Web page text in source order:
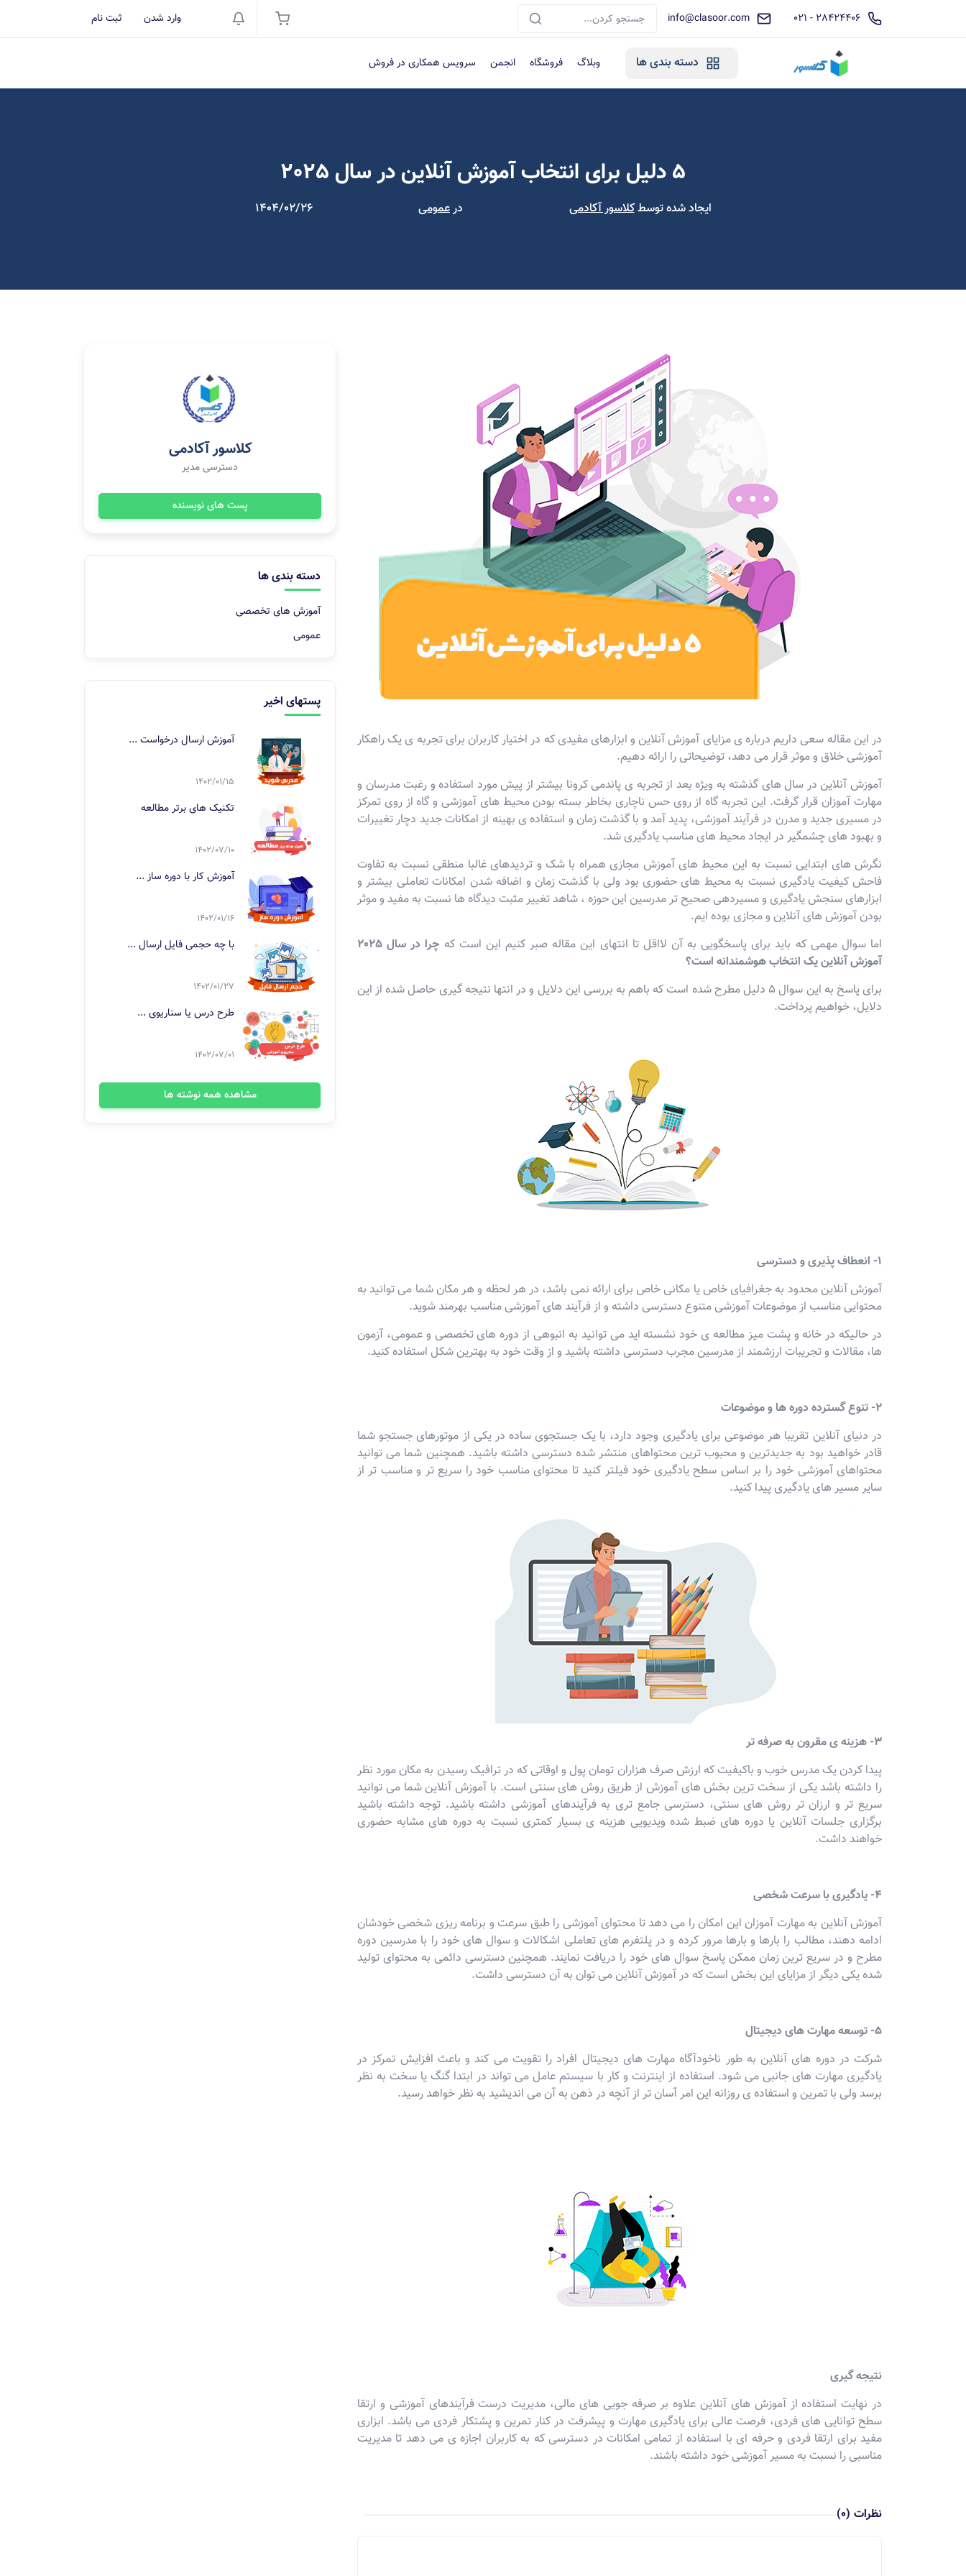
28424406 - 021
info@clasoor.com وارد شدن ثبت نام
دسته بندی ها وبلاگ فروشگاه انجمن سرویس همکاری در فروش
5 دلیل برای انتخاب آموزش آنلاین در سال 2025
ایجاد شده توسطکلاسور آکادمی درعمومی 1404/02/26
در این مقاله سعی داریم درباره ی مزایای آموزش آنلاین و ابزارهای مفیدی که در اختیار کاربران برای تجربه ی یک راهکار
آموزشی خلاق و موثر قرار می دهد، توضیحاتی را ارائه دهیم.
آموزش آنلاین در سال های گذشته به ویژه بعد از تجربه ی پاندمی کرونا بیشتر از پیش مورد استفاده و رغبت مدرسان و
مهارت آموزان قرار گرفت. این تجربه گاه از روی حس ناچاری بخاطر بسته بودن محیط های آموزشی و گاه از روی تمرکز
در مسیری جدید و مدرن در فرآیند آموزشی، پدید آمد و با گذشت زمان و استفاده ی بهینه از امکانات جدید دچار تغییرات
و بهبود های چشمگیر در ایجاد محیط های مناسب یادگیری شد.
نگرش های ابتدایی نسبت به این محیط های آموزش مجازی همراه با شک و تردیدهای غالبا منطقی نسبت به تفاوت
فاحش کیفیت یادگیری نسبت به محیط های حضوری بود ولی با گذشت زمان و اضافه شدن امکانات تعاملی بیشتر و
ابزارهای سنجش یادگیری و مسیردهی صحیح تر مدرسین این حوزه ، شاهد تغییر مثبت دیدگاه ها نسبت به مفید و موثر
بودن آموزش های آنلاین و مجازی بوده ایم.
اما سوال مهمی که باید برای پاسخگویی به آن لااقل تا انتهای این مقاله صبر کنیم این است که
چرا در سال 2025
آموزش آنلاین یک انتخاب هوشمندانه است؟
برای پاسخ به این سوال 5 دلیل مطرح شده است که باهم به بررسی این دلایل و در انتها نتیجه گیری حاصل شده از این
دلایل، خواهیم پرداخت.
1- انعطاف پذیری و دسترسی
آموزش آنلاین محدود به جغرافیای خاص یا مکانی خاص برای ارائه نمی باشد، در هر لحظه و هر مکان شما می توانید به
محتوایی مناسب از موضوعات آموزشی متنوع دسترسی داشته و از فرآیند های آموزشی مناسب بهرمند شوید.
در حالیکه در خانه و پشت میز مطالعه ی خود نشسته اید می توانید به انبوهی از دوره های تخصصی و عمومی، آزمون
ها، مقالات و تجریبات ارزشمند از مدرسین مجرب دسترسی داشته باشید و از وقت خود به بهترین شکل استفاده کنید.
2- تنوع گسترده دوره ها و موضوعات
در دنیای آنلاین تقریبا هر موضوعی برای یادگیری وجود دارد، با یک جستجوی ساده در یکی از موتورهای جستجو شما
قادر خواهید بود به جدیدترین و محبوب ترین محتواهای منتشر شده دسترسی داشته باشید. همچنین شما می توانید
محتواهای آموزشی خود را بر اساس سطح یادگیری خود فیلتر کنید تا محتوای مناسب خود را سریع تر و مناسب تر از
سایر مسیر های یادگیری پیدا کنید.
3- هزینه ی مقرون به صرفه تر
پیدا کردن یک مدرس خوب و باکیفیت که ارزش صرف هزاران تومان پول و اوقاتی که در ترافیک رسیدن به مکان مورد نظر
را داشته باشد یکی از سخت ترین بخش های آموزش از طریق روش های سنتی است. با آموزش آنلاین شما می توانید
سریع تر و ارزان تر روش های سنتی، دسترسی جامع تری به فرآیندهای آموزشی داشته باشید. توجه داشته باشید
برگزاری جلسات آنلاین یا دوره های ضبط شده ویدیویی هزینه ی بسیار کمتری نسبت به دوره های مشابه حضوری
خواهند داشت.
4- یادگیری با سرعت شخصی
آموزش آنلاین به مهارت آموزان این امکان را می دهد تا محتوای آموزشی را طبق سرعت و برنامه ریزی شخصی خودشان
ادامه دهند، مطالب را بارها و بارها مرور کرده و در پلتفرم های تعاملی اشکالات و سوال های خود را با مدرسین دوره
مطرح و در سریع ترین زمان ممکن پاسخ سوال های خود را دریافت نمایند. همچنین دسترسی دائمی به محتوای تولید
شده یکی دیگر از مزایای این بخش است که در آموزش آنلاین می توان به آن دسترسی داشت.
5- توسعه مهارت های دیجیتال
شرکت در دوره های آنلاین به طور ناخودآگاه مهارت های دیجیتال افراد را تقویت می کند و باعث افزایش تمرکز در
یادگیری مهارت های جانبی می شود. استفاده از اینترنت و کار با سیستم عامل می تواند در ابتدا گنگ یا سخت به نظر
برسد ولی با تمرین و استفاده ی روزانه این امر آسان تر از آنچه در ذهن به آن می اندیشید به نظر خواهد رسید.
نتیجه گیری
در نهایت استفاده از آموزش های آنلاین علاوه بر صرفه جویی های مالی، مدیریت درست فرآیندهای آموزشی و ارتقا
سطح توانایی های فردی، فرصت عالی برای یادگیری مهارت و پیشرفت در کنار تمرین و پشتکار فردی می باشد. ابزاری
مفید برای ارتقا فردی و حرفه ای با استفاده از تمامی امکانات در دسترسی که به کاربران اجازه ی می دهد تا مدیریت
مناسبی را نسبت به مسیر آموزشی خود داشته باشند.
نظرات (0)
کلاسور آکادمی
دسترسی مدیر
پست های نویسنده
دسته بندی ها
آموزش های تخصصی
عمومی
پستهای اخیر
آموزش ارسال درخواست ...
1402/01/15
تکنیک های برتر مطالعه
1402/07/10
آموزش کار با دوره ساز ...
1402/01/16
با چه حجمی فایل ارسال ...
1402/01/27
طرح درس یا سناریوی ...
1402/07/01
مشاهده همه نوشته ها